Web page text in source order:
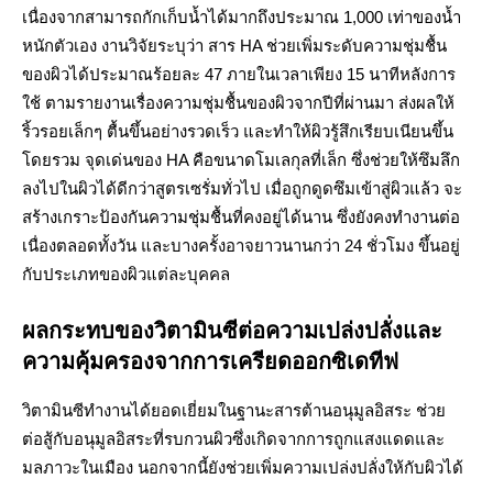
เนื่องจากสามารถกักเก็บน้ำได้มากถึงประมาณ 1,000 เท่าของน้ำ
หนักตัวเอง งานวิจัยระบุว่า สาร HA ช่วยเพิ่มระดับความชุ่มชื้น
ของผิวได้ประมาณร้อยละ 47 ภายในเวลาเพียง 15 นาทีหลังการ
ใช้ ตามรายงานเรื่องความชุ่มชื้นของผิวจากปีที่ผ่านมา ส่งผลให้
ริ้วรอยเล็กๆ ตื้นขึ้นอย่างรวดเร็ว และทำให้ผิวรู้สึกเรียบเนียนขึ้น
โดยรวม จุดเด่นของ HA คือขนาดโมเลกุลที่เล็ก ซึ่งช่วยให้ซึมลึก
ลงไปในผิวได้ดีกว่าสูตรเซรั่มทั่วไป เมื่อถูกดูดซึมเข้าสู่ผิวแล้ว จะ
สร้างเกราะป้องกันความชุ่มชื้นที่คงอยู่ได้นาน ซึ่งยังคงทำงานต่อ
เนื่องตลอดทั้งวัน และบางครั้งอาจยาวนานกว่า 24 ชั่วโมง ขึ้นอยู่
กับประเภทของผิวแต่ละบุคคล
ผลกระทบของวิตามินซีต่อความเปล่งปลั่งและ
ความคุ้มครองจากการเครียดออกซิเดทีฟ
วิตามินซีทำงานได้ยอดเยี่ยมในฐานะสารต้านอนุมูลอิสระ ช่วย
ต่อสู้กับอนุมูลอิสระที่รบกวนผิวซึ่งเกิดจากการถูกแสงแดดและ
มลภาวะในเมือง นอกจากนี้ยังช่วยเพิ่มความเปล่งปลั่งให้กับผิวได้